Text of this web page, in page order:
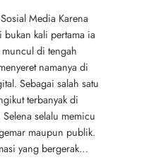
Media Karena
kali pertama ia
di tengah
namanya di
Sebagai salah satu
terbanyak di
selalu memicu
maupun publik.
yang bergerak…